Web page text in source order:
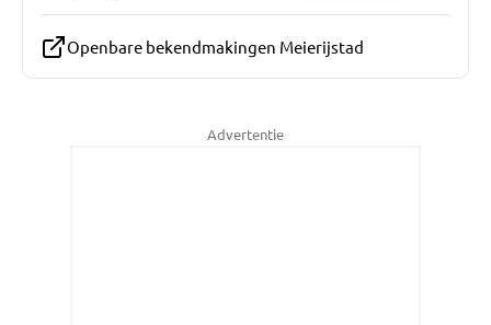
Openbare bekendmakingen Meierijstad
Advertentie